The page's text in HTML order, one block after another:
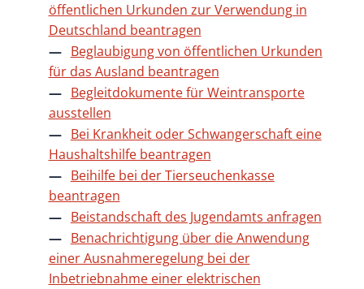
öffentlichen Urkunden zur Verwendung in
Deutschland beantragen
Beglaubigung von öffentlichen Urkunden
für das Ausland beantragen
Begleitdokumente für Weintransporte
ausstellen
Bei Krankheit oder Schwangerschaft eine
Haushaltshilfe beantragen
Beihilfe bei der Tierseuchenkasse
beantragen
Beistandschaft des Jugendamts anfragen
Benachrichtigung über die Anwendung
einer Ausnahmeregelung bei der
Inbetriebnahme einer elektrischen